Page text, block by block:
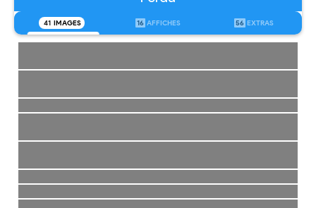
41 IMAGES 16 AFFICHES 56 EXTRAS